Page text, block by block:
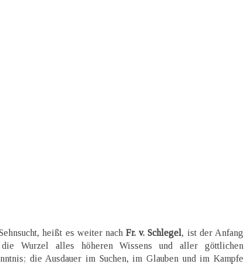
heißt es weiter nachFr. v. Schlegel , ist der Anfang
Wurzel alles höheren Wissens und aller göttlichen
die Ausdauer im Suchen, im Glauben und im Kampfe